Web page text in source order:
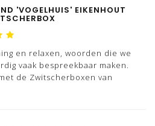
exact wat dit
'VOGELHUIS' EIKENHOUT
en relaxen, woorden die we
vaak bespreekbaar maken.
de Zwitscherboxen van
beschikbaar.